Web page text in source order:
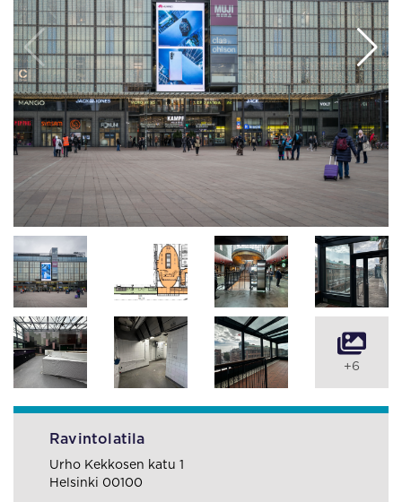
+6
Ravintolatila
Urho Kekkosen katu 1
Helsinki 00100